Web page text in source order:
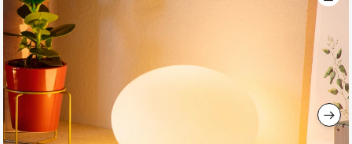
della
galleria
immagini